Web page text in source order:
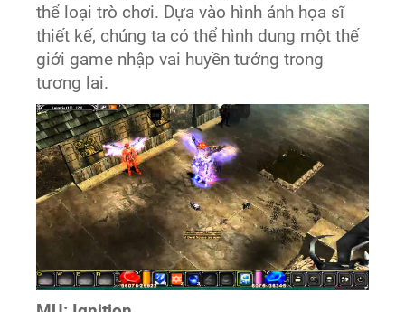
thể loại trò chơi. Dựa vào hình ảnh họa sĩ
thiết kế, chúng ta có thể hình dung một thế
giới game nhập vai huyền tưởng trong
tương lai.